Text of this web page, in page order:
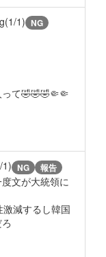
1) NG
て🤣🤣🤣🤏🤏
1) NG 報告
文が大統領に
減するし韓国